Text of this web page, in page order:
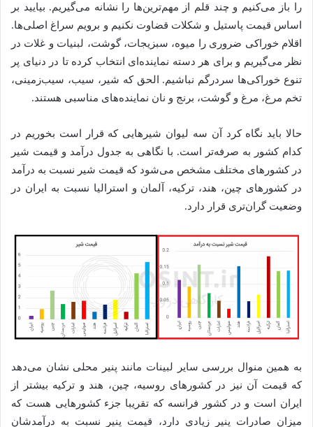
را باز می‌کنیم و چند قلم از مهم‌ترین‌ها را نشانه می‌گیریم. بیایید بر
اساس قیمت پاستیل و شکلات قضاوت نکنیم و برویم سراغ اصلی‌ها.
اقلام خوراکی ضروری را میوه، سبزیجات، گوشت، لبنیات و غلات در
نظر می‌گیریم و برای هر دسته نماینده‌ای انتخاب کرده تا در دنیای پر
تنوع خوراکی‌ها سردرگم نباشیم. الحق که شیر، سیب، سیب‌زمینی،
تخم مرغ، مرغ و گوشت، برنج و نان نماینده‌های مناسبی هستند.
حالا باید نگاه کرد آن سه لیوان شیرهایی که قرار است بخوریم در
کدام کشور به صرفه‌تر است. با نگاهی به جدول درآمد و قیمت شیر
در کشورهای مختلف مشخص می‌شود که قیمت شیر نسبت به درآمد
در کشورهای چین، هند، ترکیه، آلمان و استرالیا نسبت به ایران در
وضعیت گران‌تری قرار دارد.
به همین منوال بررسی سایر لبینات مانند پنیر محلی نشان می‌دهد
که قیمت آن نیز در کشورهای روسیه، چین، هند و ترکیه بیشتر از
ایران است و در کشور فرانسه که تقریبا جزء کشورهایی هست که
میزان صادرات پنیر زیادی دارد، قیمت پنیر نسبت به درآمدشان